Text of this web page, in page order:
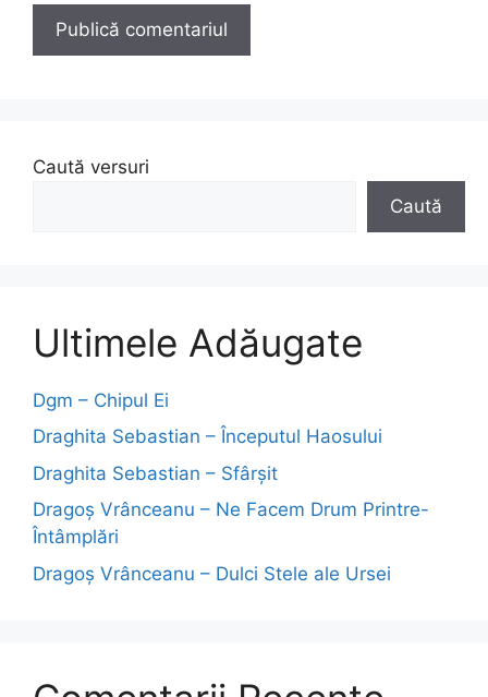
Caută versuri
Caută
Ultimele Adăugate
Dgm – Chipul Ei
Draghita Sebastian – Începutul Haosului
Draghita Sebastian – Sfârșit
Dragoş Vrânceanu – Ne Facem Drum Printre-
Întâmplări
Dragoş Vrânceanu – Dulci Stele ale Ursei